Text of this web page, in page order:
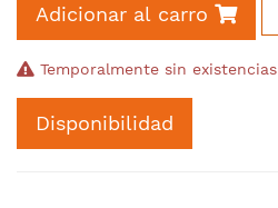
Adicionar al carro
Temporalmente sin existencias
Disponibilidad